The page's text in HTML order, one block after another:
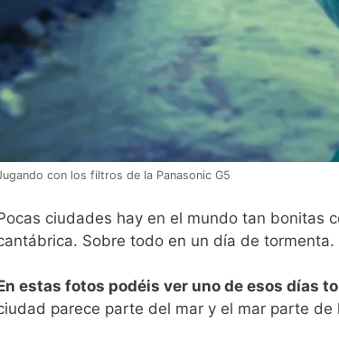
con los filtros de la Panasonic G5
ciudades hay en el mundo tan bonitas
Sobre todo en un día de tormenta.
estas fotos podéis ver uno de esos días
parece parte del mar y el mar parte